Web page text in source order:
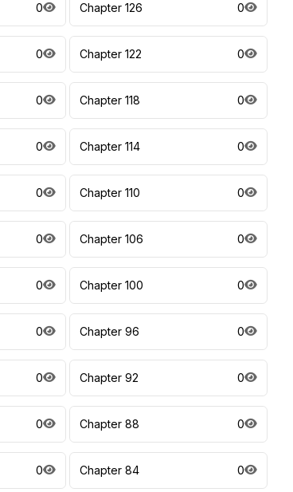
0 Chapter 126 0
0 Chapter 122 0
0 Chapter 118 0
0 Chapter 114 0
0 Chapter 110 0
0 Chapter 106 0
0 Chapter 100 0
0 Chapter 96 0
0 Chapter 92 0
0 Chapter 88 0
0 Chapter 84 0